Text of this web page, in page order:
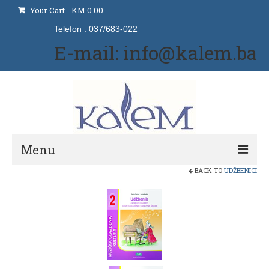
Your Cart - KM 0.00
Telefon : 037/683-022
E-mail: info@kalem.ba
Menu
Udžbenici i priručnici
BACK TO UDŽBENICI